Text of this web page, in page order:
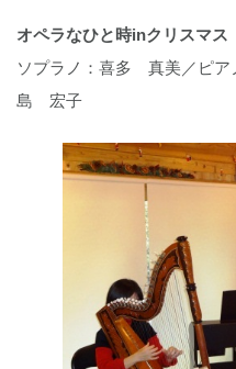
オペラなひと時inクリスマス
ソプラノ：喜多 真美／ピ
島 宏子